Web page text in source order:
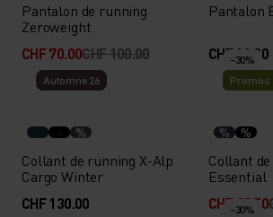
Pantalon de running
Zeroweight
CHF 70.00CHF 100.00
Pantalon
CHF 90.00
Automne 26
%
Collant de running X-Alp
Cargo Winter
CHF 130.00
-30%
Promos
% %
Collant
Essential
CHF 45.50
-30%